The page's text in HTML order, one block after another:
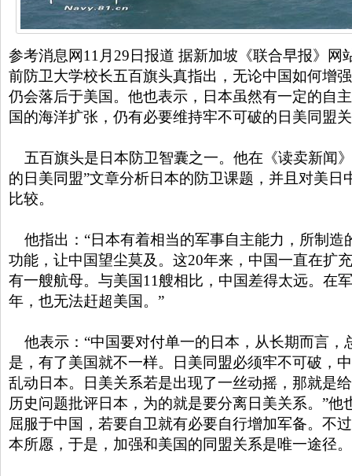
参考消息网11月29日报道 据新加坡《联合早报》网
前防卫大学校长五百旗头真指出，无论中国如何增
仍会落后于美国。他也表示，日本虽然有一定的自
国的海洋扩张，仍有必要维持牢不可破的日美同盟
五百旗头是日本防卫智囊之一。他在《读卖新闻
的日美同盟”文章分析日本的防卫课题，并且对美日
比较。
他指出：“日本有着相当的军事自主能力，所制造
功能，让中国望尘莫及。这20年来，中国一直在扩
有一艘航母。与美国11艘相比，中国差得太远。在
年，也无法赶超美国。”
他表示：“中国要对付单一的日本，从长期而言，
是，有了美国就不一样。日美同盟必须牢不可破，
乱动日本。日美关系若是出现了一丝动摇，那就是
历史问题批评日本，为的就是要分离日美关系。”他
屈服于中国，若要自卫就有必要自行增加军备。不
本所愿，于是，加强和美国的同盟关系是唯一途径。